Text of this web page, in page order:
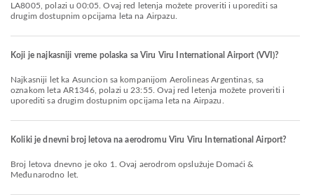
LA8005, polazi u 00:05. Ovaj red letenja možete proveriti i uporediti sa
drugim dostupnim opcijama leta na Airpazu.
Koji je najkasniji vreme polaska sa Viru Viru International Airport (VVI)?
Najkasniji let ka Asuncion sa kompanijom Aerolineas Argentinas, sa
oznakom leta AR1346, polazi u 23:55. Ovaj red letenja možete proveriti i
uporediti sa drugim dostupnim opcijama leta na Airpazu.
Koliki je dnevni broj letova na aerodromu Viru Viru International Airport?
Broj letova dnevno je oko 1. Ovaj aerodrom opslužuje Domaći &
Međunarodno let.